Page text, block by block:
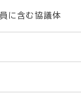
に含む協議体